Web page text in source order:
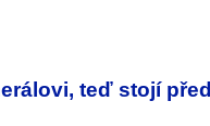
teď stojí před